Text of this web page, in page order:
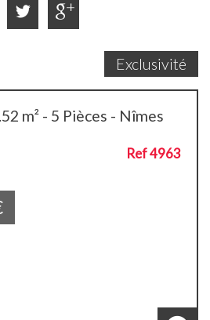
Exclusivité
m² - 5 Pièces - Nîmes
Ref 4963